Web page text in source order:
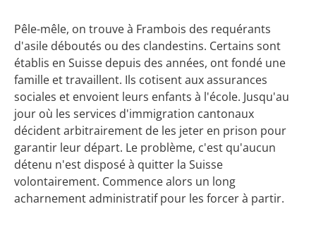
Pêle-mêle, on trouve à Frambois des requérants
d'asile déboutés ou des clandestins. Certains sont
établis en Suisse depuis des années, ont fondé une
famille et travaillent. Ils cotisent aux assurances
sociales et envoient leurs enfants à l'école. Jusqu'au
jour où les services d'immigration cantonaux
décident arbitrairement de les jeter en prison pour
garantir leur départ. Le problème, c'est qu'aucun
détenu n'est disposé à quitter la Suisse
volontairement. Commence alors un long
acharnement administratif pour les forcer à partir.